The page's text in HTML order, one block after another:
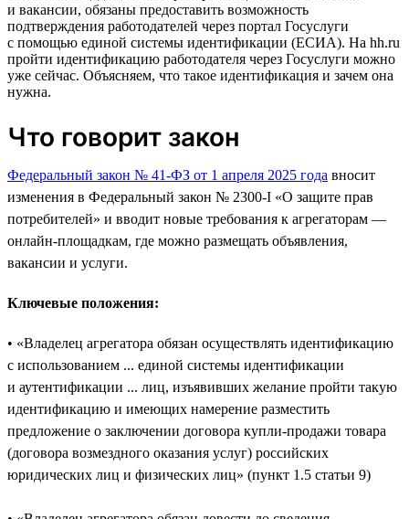
и вакансии, обязаны предоставить возможность
подтверждения работодателей через портал Госуслуги
с помощью единой системы идентификации (ЕСИА). На hh.ru
пройти идентификацию работодателя через Госуслуги можно
уже сейчас. Объясняем, что такое идентификация и зачем она
нужна.
Что говорит закон
Федеральный закон № 41-ФЗ от 1 апреля 2025 года вносит
изменения в Федеральный закон № 2300-I «О защите прав
потребителей» и вводит новые требования к агрегаторам —
онлайн-площадкам, где можно размещать объявления,
вакансии и услуги.
Ключевые положения:
• «Владелец агрегатора обязан осуществлять идентификацию
с использованием ... единой системы идентификации
и аутентификации ... лиц, изъявивших желание пройти такую
идентификацию и имеющих намерение разместить
предложение о заключении договора купли‑продажи товара
(договора возмездного оказания услуг) российских
юридических лиц и физических лиц» (пункт 1.5 статьи 9)